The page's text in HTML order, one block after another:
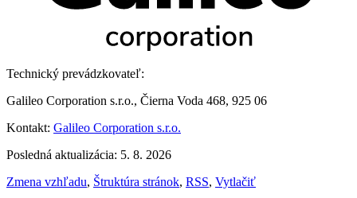
Technický prevádzkovateľ:
Galileo Corporation s.r.o., Čierna Voda 468, 925 06
Kontakt: Galileo Corporation s.r.o.
Posledná aktualizácia: 5. 8. 2026
Zmena vzhľadu, Štruktúra stránok, RSS, Vytlačiť